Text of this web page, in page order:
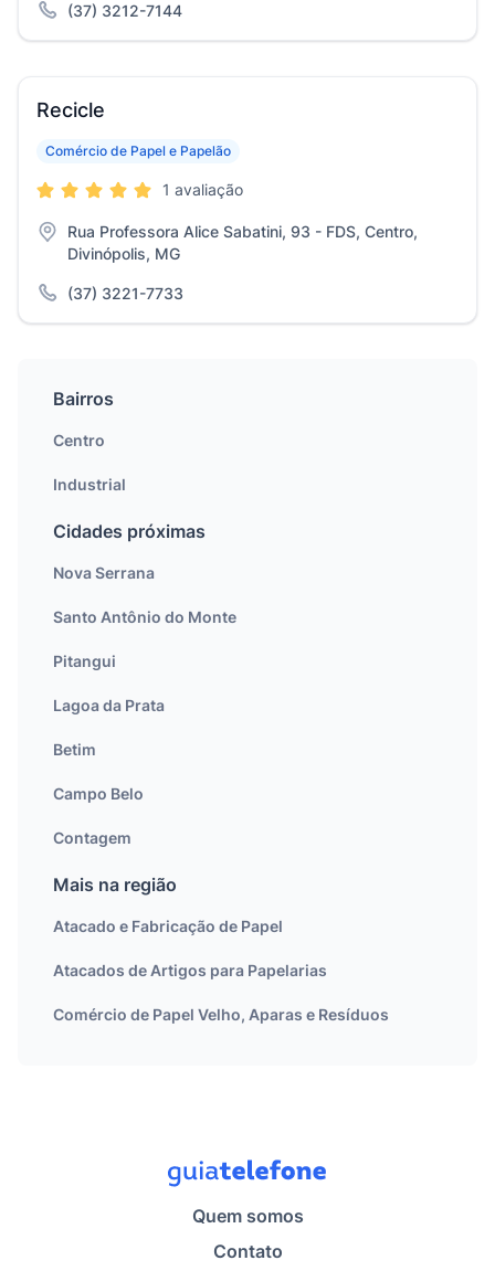
(37) 3212-7144
Recicle
Comércio de Papel e Papelão
1 avaliação
Rua Professora Alice Sabatini, 93 - FDS, Centro,
Divinópolis, MG
(37) 3221-7733
Bairros
Centro
Industrial
Cidades próximas
Nova Serrana
Santo Antônio do Monte
Pitangui
Lagoa da Prata
Betim
Campo Belo
Contagem
Mais na região
Atacado e Fabricação de Papel
Atacados de Artigos para Papelarias
Comércio de Papel Velho, Aparas e Resíduos
Quem somos
Contato